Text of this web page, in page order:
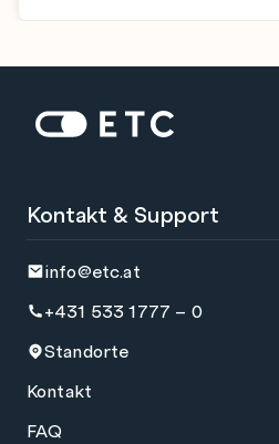
Startseite: ETC
Kontakt & Support
info@etc.at
+431 533 1777 – 0
Standorte
Kontakt
FAQ